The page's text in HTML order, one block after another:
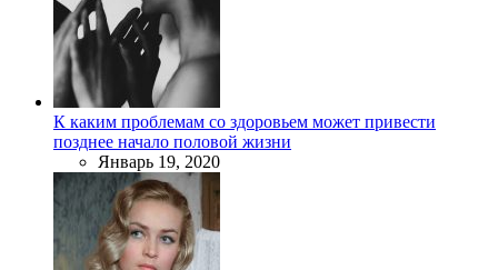
К каким проблемам со здоровьем может привести
позднее начало половой жизни
Январь 19, 2020